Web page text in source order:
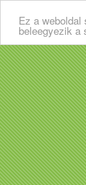
Ez a
beleegyezik a